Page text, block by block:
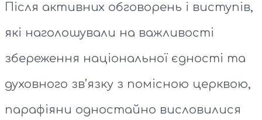
Після активних обговорень і виступів,
які наголошували на важливості
збереження національної єдності та
духовного зв’язку з помісною церквою,
парафіяни одностайно висловилися